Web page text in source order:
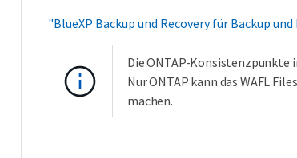
"BlueXP Backup und Recovery für Backup
Die ONTAP-Konsistenzpunkte
Nur ONTAP kann das WAFL
machen.